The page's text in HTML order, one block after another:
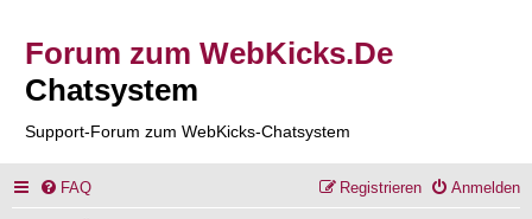
Forum zum WebKicks.De
Chatsystem
Support-Forum zum WebKicks-Chatsystem
FAQ Anmelden
Registrieren